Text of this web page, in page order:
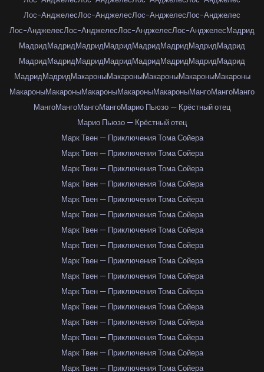
Лос-АнджелесЛос-АнджелесЛос-АнджелесЛос-Анджелес
Лос-АнджелесЛос-АнджелесЛос-АнджелесЛос-АнджелесМадрид
МадридМадридМадридМадридМадридМадридМадридМадрид
МадридМадридМадридМадридМадридМадридМадридМадрид
МадридМадридМакароныМакароныМакароныМакароныМакароны
МакароныМакароныМакароныМакароныМакароныМангоМангоМанго
МангоМангоМангоМангоМарио Пьюзо — Крёстный отец
Марио Пьюзо — Крёстный отец
Марк Твен — Приключения Тома Сойера
Марк Твен — Приключения Тома Сойера
Марк Твен — Приключения Тома Сойера
Марк Твен — Приключения Тома Сойера
Марк Твен — Приключения Тома Сойера
Марк Твен — Приключения Тома Сойера
Марк Твен — Приключения Тома Сойера
Марк Твен — Приключения Тома Сойера
Марк Твен — Приключения Тома Сойера
Марк Твен — Приключения Тома Сойера
Марк Твен — Приключения Тома Сойера
Марк Твен — Приключения Тома Сойера
Марк Твен — Приключения Тома Сойера
Марк Твен — Приключения Тома Сойера
Марк Твен — Приключения Тома Сойера
Марк Твен — Приключения Тома Сойера